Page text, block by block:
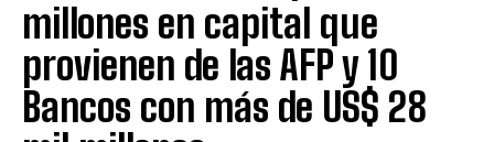
millones en capital que
provienen de las AFP y 10
Bancos con más de US$ 28